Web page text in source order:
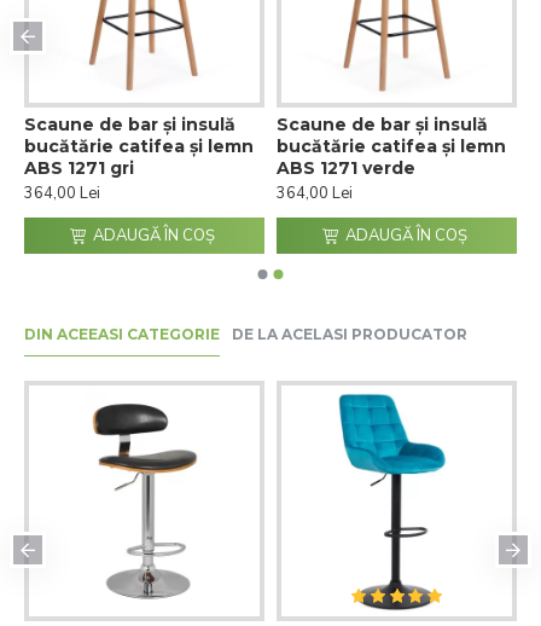
Scaune de bar și insulă
bucătărie catifea și lemn
ABS 1271 gri
364,00 Lei
ADAUGĂ ÎN COŞ
Scaune de bar și insulă
bucătărie catifea și lemn
ABS 1271 verde
364,00 Lei
ADAUGĂ ÎN COŞ
DIN ACEEASI CATEGORIE DE LA ACELASI PRODUCATOR